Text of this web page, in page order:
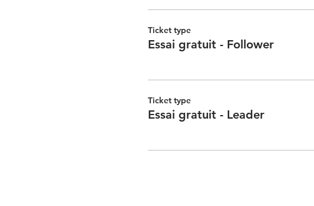
Ticket type
Essai gratuit - Follower
Ticket type
Essai gratuit - Leader